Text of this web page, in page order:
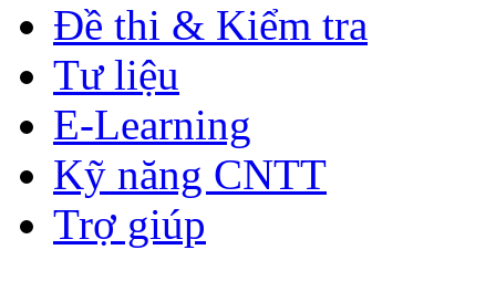
Đề thi & Kiểm tra
Tư liệu
E-Learning
Kỹ năng CNTT
Trợ giúp